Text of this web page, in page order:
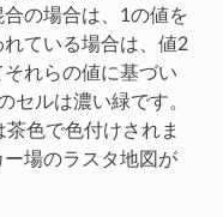
の場合は、1の値を
ている場合は、値2
れらの値に基づい
セルは濃い緑です。
色で色付けされま
場のラスタ地図が